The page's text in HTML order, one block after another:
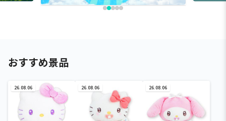
おすすめ景品
26.08.06 26.08.06 26.08.06